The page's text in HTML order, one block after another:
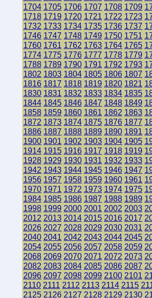
1704 1705 1706 1707 1708 1709
1718 1719 1720 1721 1722 1723
1732 1733 1734 1735 1736 1737
1746 1747 1748 1749 1750 1751
1760 1761 1762 1763 1764 1765
1774 1775 1776 1777 1778 1779
1788 1789 1790 1791 1792 1793
1802 1803 1804 1805 1806 1807
1816 1817 1818 1819 1820 1821
1830 1831 1832 1833 1834 1835
1844 1845 1846 1847 1848 1849
1858 1859 1860 1861 1862 1863
1872 1873 1874 1875 1876 1877
1886 1887 1888 1889 1890 1891
1900 1901 1902 1903 1904 1905
1914 1915 1916 1917 1918 1919
1928 1929 1930 1931 1932 1933
1942 1943 1944 1945 1946 1947
1956 1957 1958 1959 1960 1961
1970 1971 1972 1973 1974 1975
1984 1985 1986 1987 1988 1989
1998 1999 2000 2001 2002 2003
2012 2013 2014 2015 2016 2017
2026 2027 2028 2029 2030 2031
2040 2041 2042 2043 2044 2045
2054 2055 2056 2057 2058 2059
2068 2069 2070 2071 2072 2073
2082 2083 2084 2085 2086 2087
2096 2097 2098 2099 2100 2101
2110 2111 2112 2113 2114 2115
2125 2126 2127 2128 2129 2130